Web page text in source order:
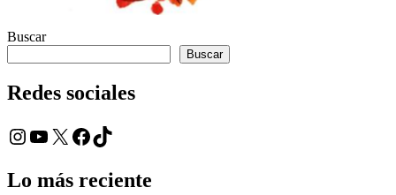
Buscar
Buscar
Redes sociales
Instagram
YouTube
X Facebook
TikTok
Lo más reciente